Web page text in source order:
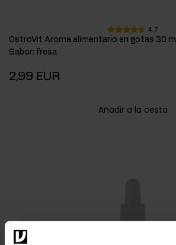
4.7
OstroVit Aroma alimentario en gotas 30 ml
Sabor: fresa
2,99 EUR
Añadir a la cesta